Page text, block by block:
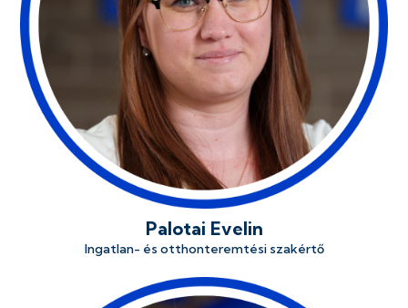
Palotai Evelin
Ingatlan- és otthonteremtési szakértő